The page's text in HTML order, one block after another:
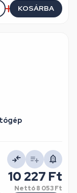
KOSÁRBA
10 227 Ft
Nettó8 053 Ft